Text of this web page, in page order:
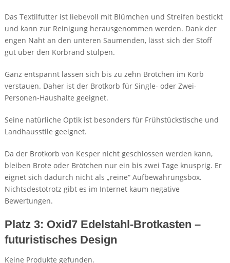
Das Textilfutter ist liebevoll mit Blümchen und Streifen bestickt
und kann zur Reinigung herausgenommen werden. Dank der
engen Naht an den unteren Saumenden, lässt sich der Stoff
gut über den Korbrand stülpen.
Ganz entspannt lassen sich bis zu zehn Brötchen im Korb
verstauen. Daher ist der Brotkorb für Single- oder Zwei-
Personen-Haushalte geeignet.
Seine natürliche Optik ist besonders für Frühstückstische und
Landhausstile geeignet.
Da der Brotkorb von Kesper nicht geschlossen werden kann,
bleiben Brote oder Brötchen nur ein bis zwei Tage knusprig. Er
eignet sich dadurch nicht als „reine“ Aufbewahrungsbox.
Nichtsdestotrotz gibt es im Internet kaum negative
Bewertungen.
Platz 3: Oxid7 Edelstahl-Brotkasten –
futuristisches Design
Keine Produkte gefunden.